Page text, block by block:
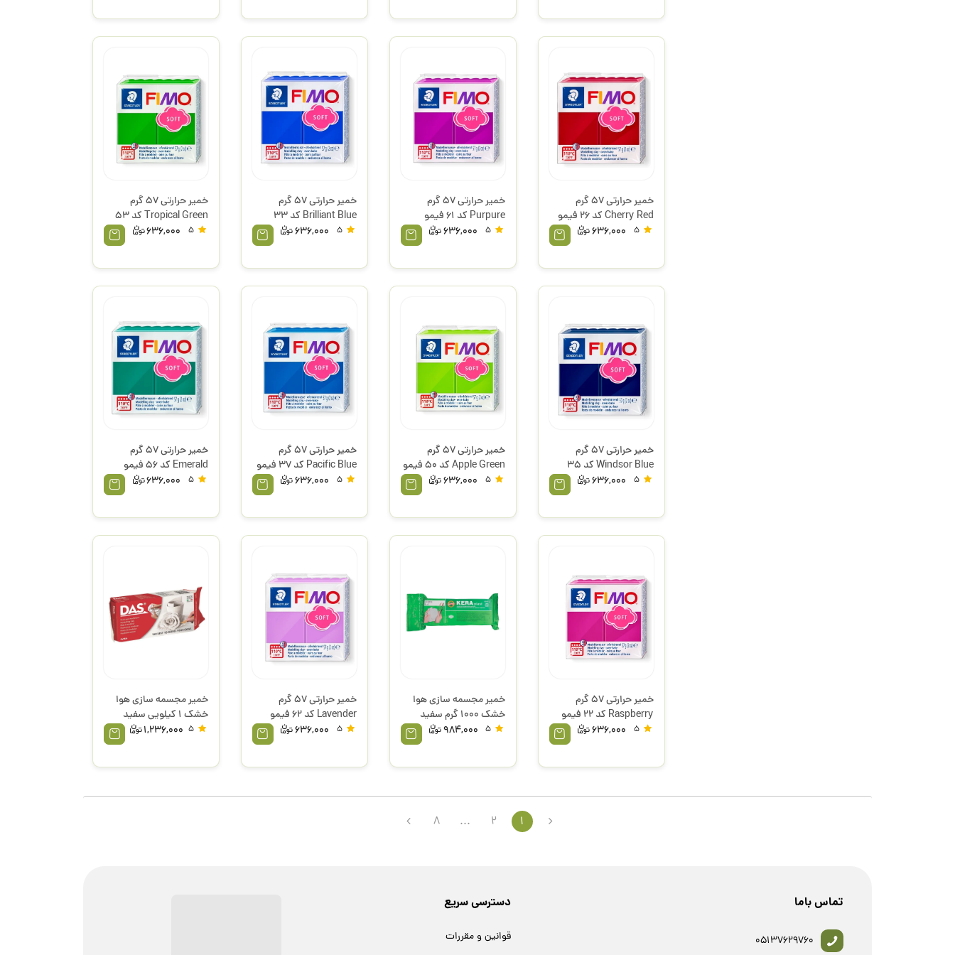
خمیر حرارتی 57 گرم
Cherry Red کد 26 فیمو
استدلر
5
636,000
خمیر حرارتی 57 گرم
Purpure کد 61 فیمو
استدلر
5
636,000
خمیر حرارتی 57 گرم
Brilliant Blue کد 33
فیمو استدلر
5
636,000
خمیر حرارتی 57 گرم
Tropical Green کد 53
فیمو استدلر
636,000
خمیر حرارتی 57 گرم
Windsor Blue کد 35
فیمو استدلر
5
636,000
خمیر حرارتی 57 گرم
Apple Green کد 50 فیمو
استدلر
5
636,000
خمیر حرارتی 57 گرم
Pacific Blue کد 37 فیمو
استدلر
5
636,000
خمیر حرارتی 57 گرم
Emerald کد 56 فیمو
استدلر 636,000
خمیر حرارتی 57 گرم
Raspberry کد 22 فیمو
استدلر
5
636,000
خمیر مجسمه سازی هوا
خشک 1000 گرم سفید
131706 کوه نور
5
984,000
خمیر حرارتی 57 گرم
Lavender کد 62 فیمو
استدلر
5
636,000
خمیر مجسمه سازی هوا
خشک 1 کیلویی سفید
داس 1,236,000
1
2
...
8
تماس باما
05137629760
دسترسی سریع
قوانین و مقررات